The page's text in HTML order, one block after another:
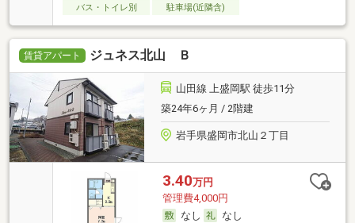
バス・トイレ別
駐車場(近隣含)
賃貸アパート ジュネス北山 Ｂ
山田線 上盛岡駅 徒歩11分
築24年6ヶ月 / 2階建
岩手県盛岡市北山２丁目
3.40万円
管理費4,000円
なし
なし